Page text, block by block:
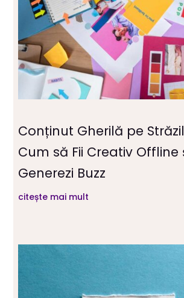
Conținut Gherilă pe
Cum să Fii Creativ Offline
Generezi Buzz
citește mai mult